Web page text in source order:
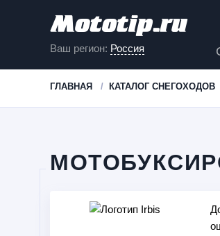
Ваш регион: Россия
ГЛАВНАЯ КАТАЛОГ СНЕГОХОДОВ